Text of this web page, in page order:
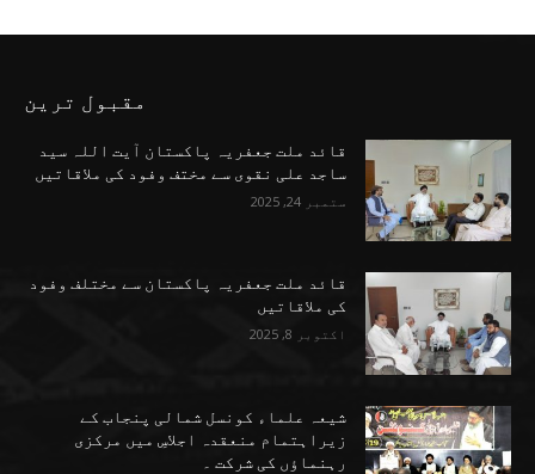
مقبول ترین
قائد ملت جعفریہ پاکستان آیت اللہ سید
ساجد علی نقوی سے مختف وفود کی ملاقاتیں
ستمبر 24, 2025
قائد ملت جعفریہ پاکستان سے مختلف وفود
کی ملاقاتیں
اکتوبر 8, 2025
شیعہ علماء کونسل شمالی پنجاب کے
زیراہتمام منعقدہ اجلاسِ میں مرکزی
رہنماؤں کی شرکت ۔